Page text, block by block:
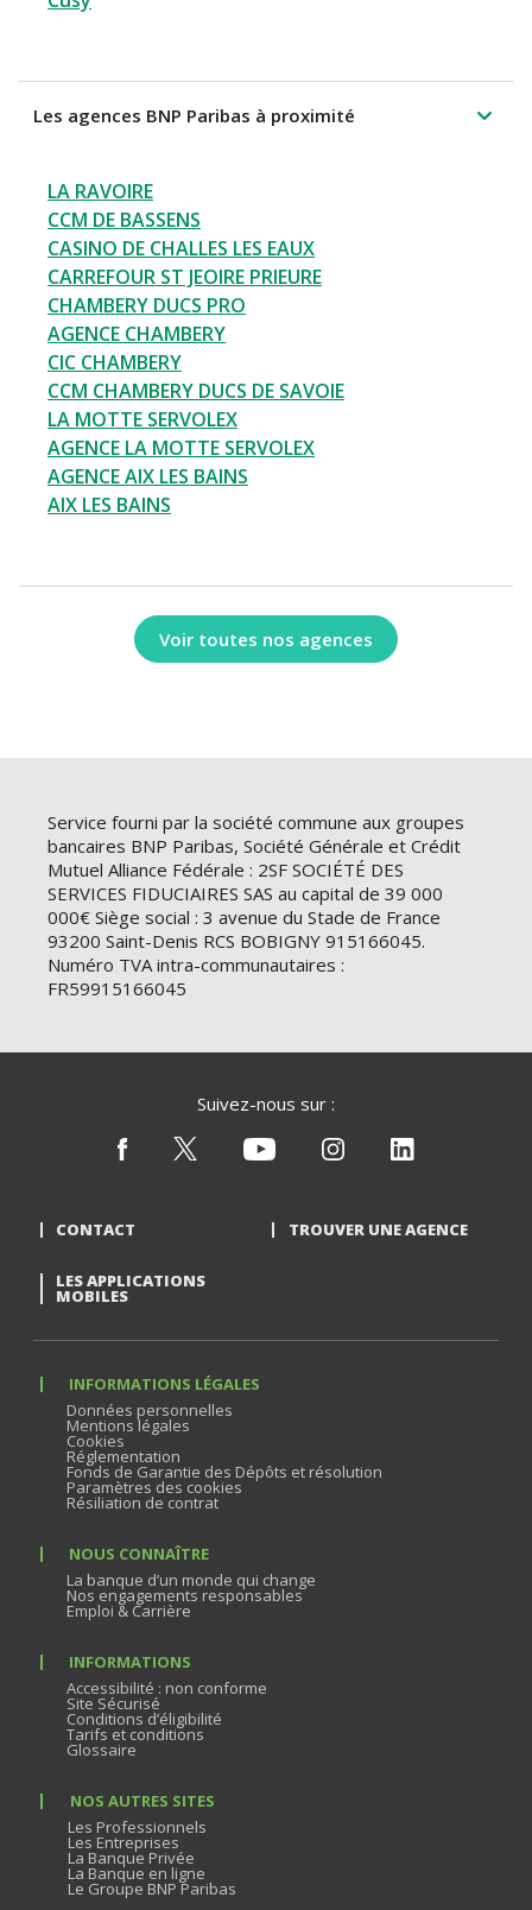
Les agences BNP Paribas à proximité
LA RAVOIRE
CCM DE BASSENS
CASINO DE CHALLES LES EAUX
CARREFOUR ST JEOIRE PRIEURE
CHAMBERY DUCS PRO
AGENCE CHAMBERY
CIC CHAMBERY
CCM CHAMBERY DUCS DE SAVOIE
LA MOTTE SERVOLEX
AGENCE LA MOTTE SERVOLEX
AGENCE AIX LES BAINS
AIX LES BAINS
Voir toutes nos agences
Service fourni par la société commune aux groupes
bancaires BNP Paribas, Société Générale et Crédit
Mutuel Alliance Fédérale : 2SF SOCIÉTÉ DES
SERVICES FIDUCIAIRES SAS au capital de 39 000
000€ Siège social : 3 avenue du Stade de France
93200 Saint-Denis RCS BOBIGNY 915166045.
Numéro TVA intra-communautaires :
FR59915166045
Suivez-nous sur :
CONTACT TROUVER UNE AGENCE
LES APPLICATIONS
MOBILES
INFORMATIONS LÉGALES
Données personnelles
Mentions légales
Cookies
Réglementation
Fonds de Garantie des Dépôts et résolution
Paramètres des cookies
Résiliation de contrat
NOUS CONNAÎTRE
La banque d’un monde qui change
Nos engagements responsables
Emploi & Carrière
INFORMATIONS
Accessibilité : non conforme
Site Sécurisé
Conditions d’éligibilité
Tarifs et conditions
Glossaire
NOS AUTRES SITES
Les Professionnels
Les Entreprises
La Banque Privée
La Banque en ligne
Le Groupe BNP Paribas